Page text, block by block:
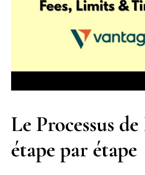
Le Processus
étape par étape